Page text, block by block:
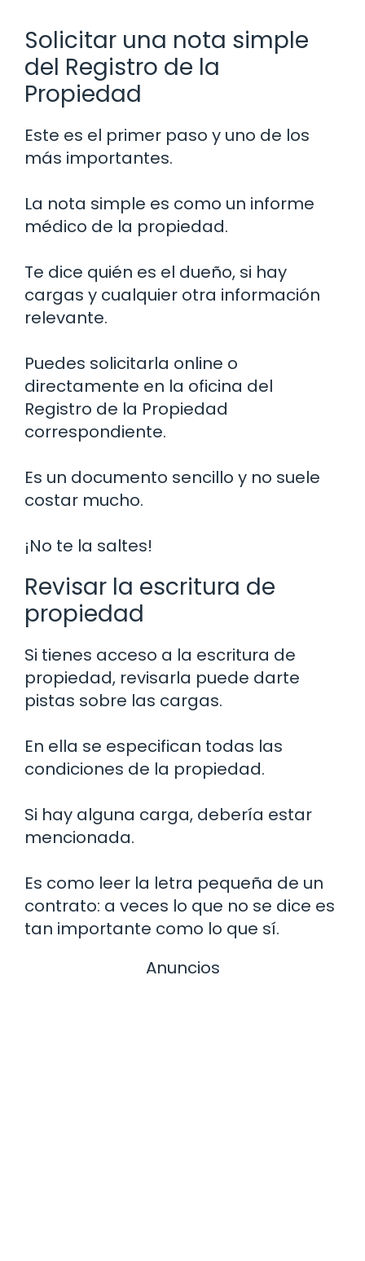
Solicitar una nota simple
del Registro de la
Propiedad
Este es el primer paso y uno de los
más importantes.
La nota simple es como un informe
médico de la propiedad.
Te dice quién es el dueño, si hay
cargas y cualquier otra información
relevante.
Puedes solicitarla online o
directamente en la oficina del
Registro de la Propiedad
correspondiente.
Es un documento sencillo y no suele
costar mucho.
¡No te la saltes!
Revisar la escritura de
propiedad
Si tienes acceso a la escritura de
propiedad, revisarla puede darte
pistas sobre las cargas.
En ella se especifican todas las
condiciones de la propiedad.
Si hay alguna carga, debería estar
mencionada.
Es como leer la letra pequeña de un
contrato: a veces lo que no se dice es
tan importante como lo que sí.
Anuncios